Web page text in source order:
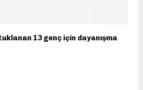
13 genç için dayanışma